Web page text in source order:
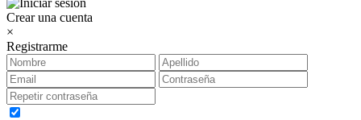
Crear una cuenta
×
Registrarme